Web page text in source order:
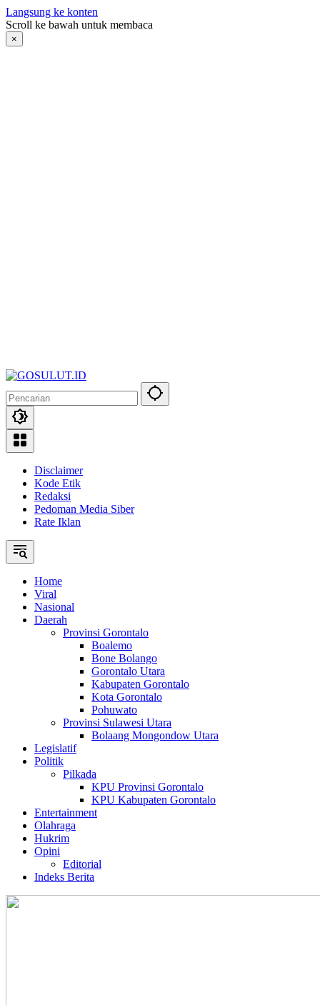
Langsung ke konten
Scroll ke bawah untuk membaca
×
Disclaimer
Kode Etik
Redaksi
Pedoman Media Siber
Rate Iklan
Home
Viral
Nasional
Daerah
Provinsi Gorontalo
Boalemo
Bone Bolango
Gorontalo Utara
Kabupaten Gorontalo
Kota Gorontalo
Pohuwato
Provinsi Sulawesi Utara
Bolaang Mongondow Utara
Legislatif
Politik
Pilkada
KPU Provinsi Gorontalo
KPU Kabupaten Gorontalo
Entertainment
Olahraga
Hukrim
Opini
Editorial
Indeks Berita